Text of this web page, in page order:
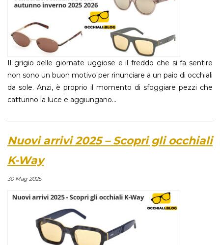
Il grigio delle giornate uggiose e il freddo che si fa sentire
non sono un buon motivo per rinunciare a un paio di occhiali
da sole. Anzi, è proprio il momento di sfoggiare pezzi che
catturino la luce e aggiungano...
Nuovi arrivi 2025 – Scopri gli occhiali
K-Way
30 Mag 2025